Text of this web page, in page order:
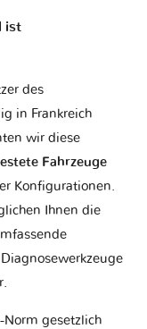
Suzuki
Toyota
ist
des
in Frankreich
wir diese
Fahrzeuge
Konfigurationen.
Ihnen die
Norm gesetzlich